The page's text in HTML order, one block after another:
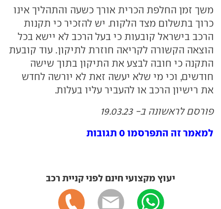
משך זמן החלפת הכרית אורך כשעה והתהליך אינו
כרוך בתשלום מצד הלקוח. יש להזכיר כי תקנות
הרכב בישראל קובעות כי בעל הרכב לא יישא בכל
הוצאה הקשורה לקריאה חוזרת לתיקון. עוד קובעת
התקנה כי חובה לבצע את התיקון בתוך שישה
חודשים, וכי מי שלא יעשה זאת לא יורשה לחדש
את רישיון הרכב או להעביר עליו בעלות.
פורסם לראשונה ב- 19.03.23
למאמר זה התפרסמו 0 תגובות
יעוץ מקצועי חינם לפני קניית רכב